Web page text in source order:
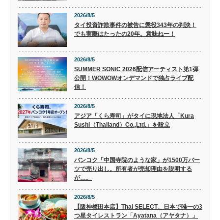
2026/8/5
タイ投資詐欺事件の被告に懲役343年の判決！
でも実際はたったの20年。意味ねー！
2026/8/5
SUMMER SONIC 2026配信アーティスト第1弾
公開！WOWOWオンデマンドで独占ライブ配
信！
2026/8/5
アジア「くら寿司」がタイに現地法人「Kura
Sushi（Thailand）Co.,Ltd.」を設立
2026/8/5
バンコク「中国寺院のような家」が1500万バー
ツで売り出し。所有者が売却理由を説明する
が…。
2026/8/5
【阪神梅田本店】Thai SELECT、日本で唯一の3
つ星タイレストラン「Ayatana（アヤタナ）」